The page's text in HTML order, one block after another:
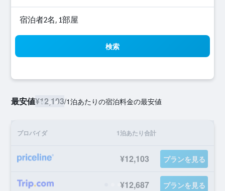
宿泊者2名, 1​部屋
検索
最安値¥12,103/1泊あたりの宿泊料金の最安値
プロバイダ 1泊あたり合計
¥12,103 プランを見る
¥12,687 プランを見る